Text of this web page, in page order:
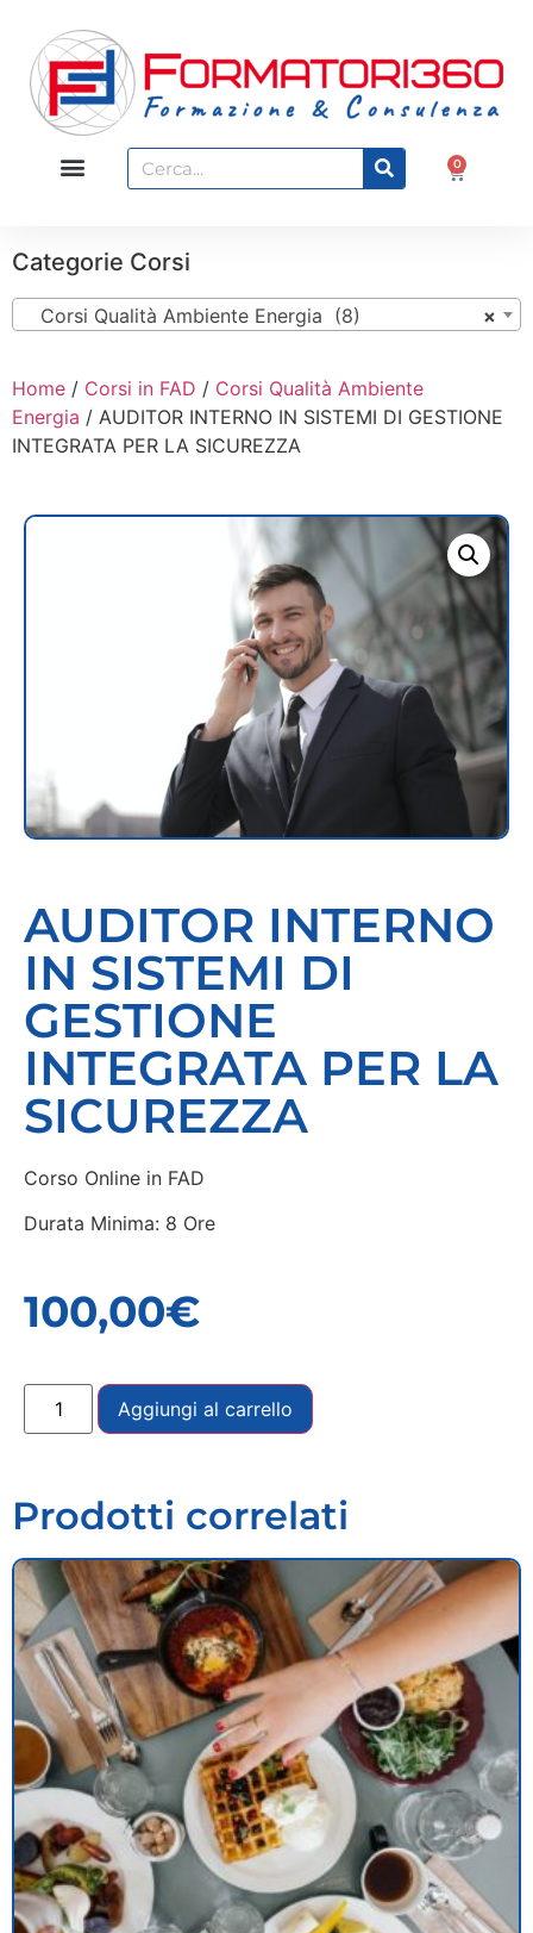
0
Categorie Corsi
×
Corsi Qualità Ambiente Energia (8)
Home / Corsi in FAD / Corsi Qualità Ambiente
Energia / AUDITOR INTERNO IN SISTEMI DI GESTIONE
INTEGRATA PER LA SICUREZZA
AUDITOR INTERNO
IN SISTEMI DI
GESTIONE
INTEGRATA PER LA
SICUREZZA
Corso Online in FAD
Durata Minima: 8 Ore
100,00€
Aggiungi al carrello
Prodotti correlati